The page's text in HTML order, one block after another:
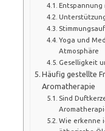
Entspannung
Yoga und
Atmosphäre
Geselligkeit
Häufig gestellte
Aromatherapie
Sind
Wie erkenne